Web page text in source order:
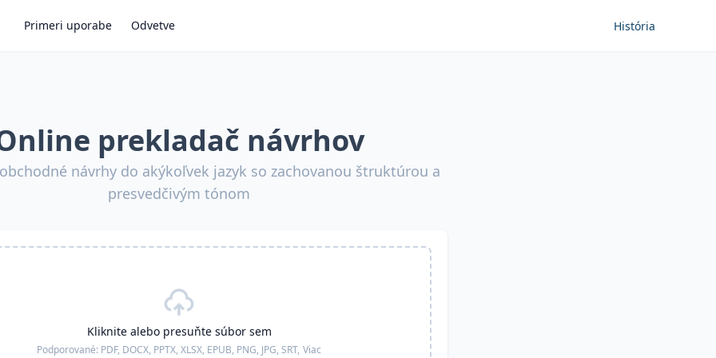
Primeri uporabe Odvetve História
prekladač návrhov
návrhy do akýkoľvek jazyk so zachovanou štruktúrou a
presvedčivým tónom
Kliknite alebo presuňte súbor sem
Podporované: PDF, DOCX, PPTX, XLSX, EPUB, PNG, JPG, SRT, Viac